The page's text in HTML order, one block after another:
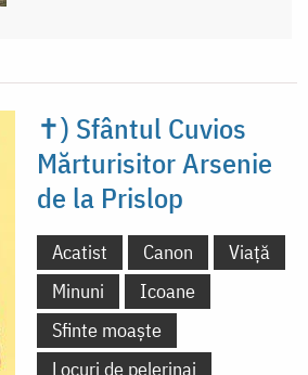
✝) Sfântul Cuvios
Mărturisitor Arsenie
de la Prislop
Acatist Canon
Viață
Minuni
Icoane
Sfinte moaște
Locuri de pelerinaj